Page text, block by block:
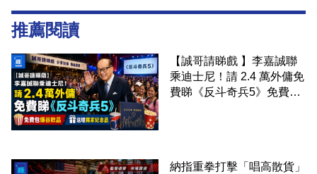
推薦閱讀
【誠哥請睇戲 】李嘉誠聯
乘迪士尼！請 2.4 萬外傭免
費睇《反斗奇兵5》免費包
納指重拳打擊「唱高散貨」